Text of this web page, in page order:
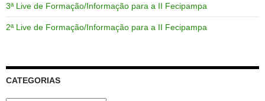
3ª Live de Formação/Informação para a II Fecipampa
2ª Live de Formação/Informação para a II Fecipampa
CATEGORIAS